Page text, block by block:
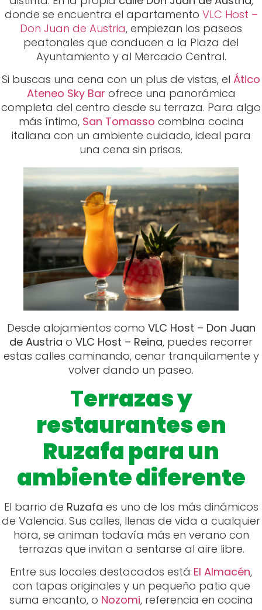
donde se encuentra el apartamento VLC Host –
Don Juan de Austria, empiezan los paseos
peatonales que conducen a la Plaza del
Ayuntamiento y al Mercado Central.
Si buscas una cena con un plus de vistas, el Ático
Ateneo Sky Bar ofrece una panorámica
completa del centro desde su terraza. Para algo
más íntimo, San Tomasso combina cocina
italiana con un ambiente cuidado, ideal para
una cena sin prisas.
Desde alojamientos como VLC Host – Don Juan
de Austria o VLC Host – Reina, puedes recorrer
estas calles caminando, cenar tranquilamente y
volver dando un paseo.
Terrazas y
restaurantes en
Ruzafa para un
ambiente diferente
El barrio de Ruzafa es uno de los más dinámicos
de Valencia. Sus calles, llenas de vida a cualquier
hora, se animan todavía más en verano con
terrazas que invitan a sentarse al aire libre.
Entre sus locales destacados está El Almacén,
con tapas originales y un pequeño patio que
suma encanto, o Nozomi, referencia en cocina